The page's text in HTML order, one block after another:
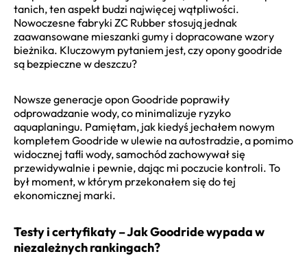
tanich, ten aspekt budzi najwięcej wątpliwości.
Nowoczesne fabryki ZC Rubber stosują jednak
zaawansowane mieszanki gumy i dopracowane wzory
bieżnika. Kluczowym pytaniem jest, czy opony goodride
są bezpieczne w deszczu?
Nowsze generacje opon Goodride poprawiły
odprowadzanie wody, co minimalizuje ryzyko
aquaplaningu. Pamiętam, jak kiedyś jechałem nowym
kompletem Goodride w ulewie na autostradzie, a pomimo
widocznej tafli wody, samochód zachowywał się
przewidywalnie i pewnie, dając mi poczucie kontroli. To
był moment, w którym przekonałem się do tej
ekonomicznej marki.
Testy i certyfikaty – Jak Goodride wypada w
niezależnych rankingach?